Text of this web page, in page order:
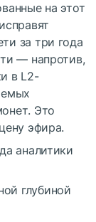
на этот
за три года
— напротив,
в L2-
Это
эфира.
аналитики
глубиной